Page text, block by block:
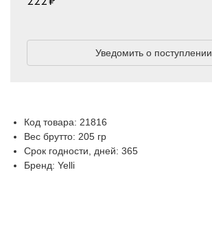
Код товара: 21816
Вес брутто: 205 гр
Срок годности, дней: 365
Бренд: Yelli
Уведомить о поступлении